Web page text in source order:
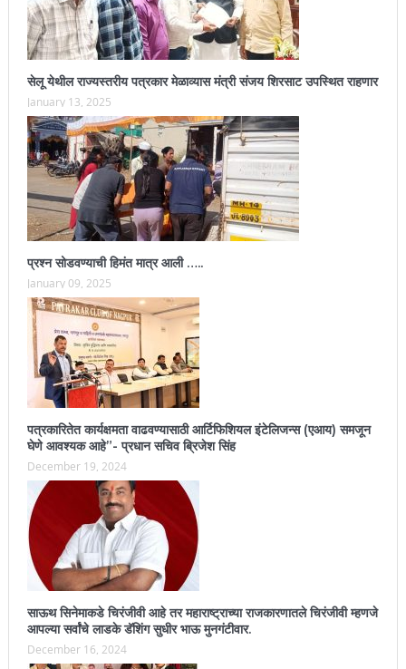
सेलू येथील राज्यस्तरीय पत्रकार मेळाव्यास मंत्री संजय शिरसाट उपस्थित राहणार
January 13, 2025
प्रश्न सोडवण्याची हिमंत मात्र आली …..
January 09, 2025
पत्रकारितेत कार्यक्षमता वाढवण्यासाठी आर्टिफिशियल इंटेलिजन्स (एआय) समजून
घेणे आवश्यक आहे”- प्रधान सचिव ब्रिजेश सिंह
December 19, 2024
साऊथ सिनेमाकडे चिरंजीवी आहे तर महाराष्ट्राच्या राजकारणातले चिरंजीवी म्हणजे
आपल्या सर्वांचे लाडके डॅशिंग सुधीर भाऊ मुनगंटीवार.
December 16, 2024